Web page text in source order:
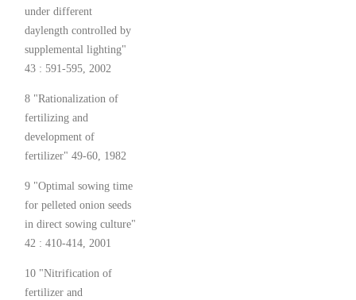
under different
daylength controlled by
supplemental lighting"
43 : 591-595, 2002
8 "Rationalization of
fertilizing and
development of
fertilizer" 49-60, 1982
9 "Optimal sowing time
for pelleted onion seeds
in direct sowing culture"
42 : 410-414, 2001
10 "Nitrification of
fertilizer and